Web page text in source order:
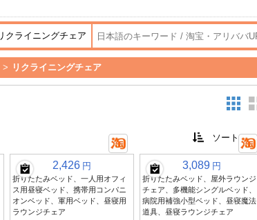
> リクライニングチェア
2,426 円
折りたたみベッド、一人用オフィ
ス用昼寝ベッド、携帯用コンパニ
オンベッド、軍用ベッド、昼寝用
ラウンジチェア
3,089 円
折りたたみベッド、屋外ラウンジ
チェア、多機能シングルベッド、
病院用補強小型ベッド、昼寝魔法
道具、昼寝ラウンジチェア